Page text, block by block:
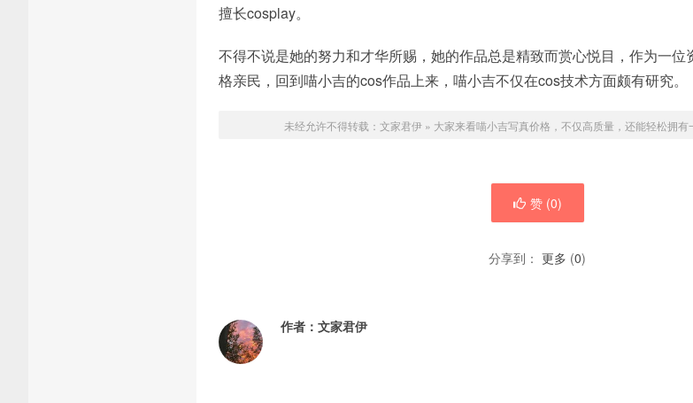
擅长cosplay。
不得不说是她的努力和才华所赐，她的作品总是精致而赏心悦目，作为一位
格亲民，回到喵小吉的cos作品上来，喵小吉不仅在cos技术方面颇有研究。
未经允许不得转载： 文家君伊 » 大家来看喵小吉写真价格，不仅高质量，还能轻松拥有
赞 (0)
分享到： 更多 (0)
作者： 文家君伊